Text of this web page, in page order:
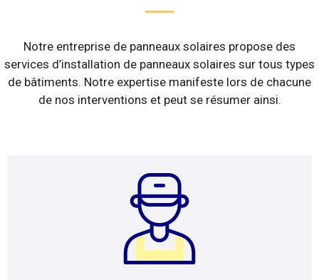
Notre entreprise de panneaux solaires propose des
services d’installation de panneaux solaires sur tous types
de bâtiments. Notre expertise manifeste lors de chacune
de nos interventions et peut se résumer ainsi.